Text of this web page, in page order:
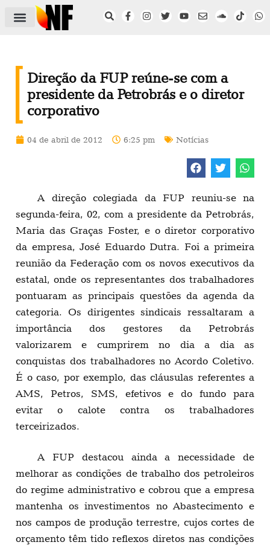
Direção da FUP reúne-se com a
presidente da Petrobrás e o diretor
corporativo
04 de abril de 2012 6:25 pm Notícias
A direção colegiada da FUP reuniu-se na
segunda-feira, 02, com a presidente da Petrobrás,
Maria das Graças Foster, e o diretor corporativo
da empresa, José Eduardo Dutra. Foi a primeira
reunião da Federação com os novos executivos da
estatal, onde os representantes dos trabalhadores
pontuaram as principais questões da agenda da
categoria. Os dirigentes sindicais ressaltaram a
importância dos gestores da Petrobrás
valorizarem e cumprirem no dia a dia as
conquistas dos trabalhadores no Acordo Coletivo.
É o caso, por exemplo, das cláusulas referentes a
AMS, Petros, SMS, efetivos e do fundo para
evitar o calote contra os trabalhadores
terceirizados.
A FUP destacou ainda a necessidade de
melhorar as condições de trabalho dos petroleiros
do regime administrativo e cobrou que a empresa
mantenha os investimentos no Abastecimento e
nos campos de produção terrestre, cujos cortes de
orçamento têm tido reflexos diretos nas condições